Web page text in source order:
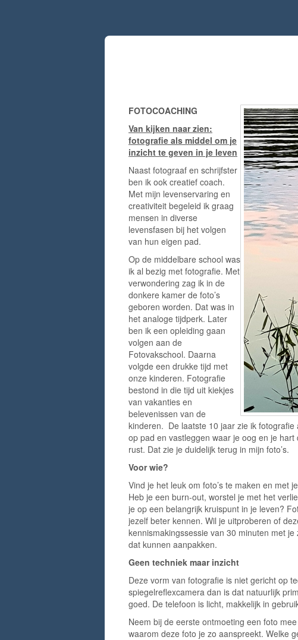
FOTOCOACHING
Van kijken naar zien:
fotografie als middel om je
inzicht te geven in je leven
Naast fotograaf en schrijfster
ben ik ook creatief coach.
Met mijn levenservaring en
creativiteit begeleid ik graag
mensen in diverse
levensfasen bij het volgen
van hun eigen pad.
Op de middelbare school was
ik al bezig met fotografie. Met
verwondering zag ik in de
donkere kamer de foto’s
geboren worden. Dat was in
het analoge tijdperk. Later
ben ik een opleiding gaan
volgen aan de
Fotovakschool. Daarna
volgde een drukke tijd met
onze kinderen. Fotografie
bestond in die tijd uit kiekjes
van vakanties en
belevenissen van de
kinderen. De laatste 10 jaar zie ik
op pad en vastleggen waar je oog en je
rust. Dat zie je duidelijk terug in mijn foto’s.
Voor wie?
Vind je het leuk om foto’s te maken en met
Heb je een burn-out, worstel je met het
je op een belangrijk kruispunt in je leven?
jezelf beter kennen. Wil je uitproberen of
kennismakingssessie van 30 minuten met
dat kunnen aanpakken.
Geen techniek maar inzicht
Deze vorm van fotografie is niet gericht op
spiegelreflexcamera dan is dat natuurlijk
goed. De telefoon is licht, makkelijk in
Neem bij de eerste ontmoeting een foto
waarom deze foto je zo aanspreekt. Welke